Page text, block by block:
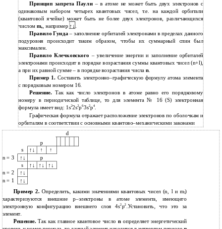
Принцип запрета Паули – в атоме не может быть двух электронов с
одинаковым набором четырех квантовых чисел, т.е. на каждой орбитали
(квантовой ячейке) может быть не более двух электронов, различающихся
числомms, например ↑↓.
Правило Гунда– заполнение орбиталей электронами в пределах данного
подуровня происходит таким образом, чтобы их суммарный спин был
максимален.
Правило Клечковского – увеличение энергии и заполнение орбиталей
электронами происходит в порядке возрастания суммы квантовых чисел (n+l),
а при их равной сумме – в порядке возрастания числаn
Пример 1. Составить электронно–графическую формулу атома элемента
с порядковым номером 16.
Решение.Так как число электронов в атоме равно его порядковому
номеру в периодической таблице, то для элемента № 16 (S) электронная
формула имеет вид: 1s22s2p63s2p4.
Графическая формула отражает расположение электронов по оболочкам и
орбиталям в соответствии с основными квантово–механическими законами
d
p
s
↑↓ ↑ ↑
n = 3 ↑↓ p
s ↑↓ ↑↓
↑↓
n = 2
↑↓
n = 1
↑↓
Пример 2.Определить, какими значениями квантовых чисел (n, l и ml)
характеризуются внешние р–электроны в атоме элемента, имеющего
электронную конфигурацию внешнего слоя 4s2p2.Установить, что это за
элемент.
Решение.Так как главное квантовое число nопределяет энергетический